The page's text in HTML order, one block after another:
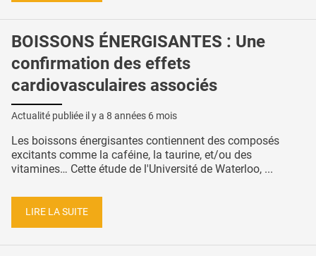
BOISSONS ÉNERGISANTES : Une
confirmation des effets
cardiovasculaires associés
Actualité publiée il y a 8 années 6 mois
Les boissons énergisantes contiennent des composés
excitants comme la caféine, la taurine, et/ou des
vitamines… Cette étude de l'Université de Waterloo, ...
LIRE LA SUITE